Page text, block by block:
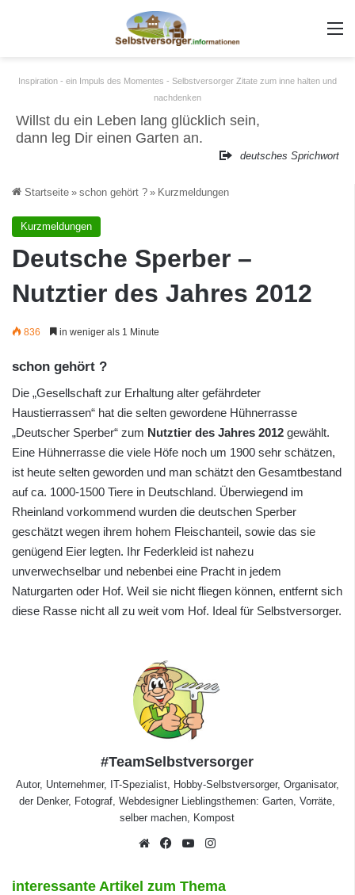
Inspiration - ein Impuls des Momentes - Selbstversorger Zitate zum inne halten und
nachdenken
Willst du ein Leben lang glücklich sein,
dann leg Dir einen Garten an.
deutsches Sprichwort
Startseite » schon gehört ? » Kurzmeldungen
Kurzmeldungen
Deutsche Sperber –
Nutztier des Jahres 2012
836 in weniger als 1 Minute
schon gehört ?
Die „Gesellschaft zur Erhaltung alter gefährdeter
Haustierrassen“ hat die selten gewordene Hühnerrasse
„Deutscher Sperber“ zum Nutztier des Jahres 2012 gewählt.
Eine Hühnerrasse die viele Höfe noch um 1900 sehr schätzen,
ist heute selten geworden und man schätzt den Gesamtbestand
auf ca. 1000-1500 Tiere in Deutschland. Überwiegend im
Rheinland vorkommend wurden die deutschen Sperber
geschätzt wegen ihrem hohem Fleischanteil, sowie das sie
genügend Eier legten. Ihr Federkleid ist nahezu
unverwechselbar und nebenbei eine Pracht in jedem
Naturgarten oder Hof. Weil sie nicht fliegen können, entfernt sich
diese Rasse nicht all zu weit vom Hof. Ideal für Selbstversorger.
#TeamSelbstversorger
Autor, Unternehmer, IT-Spezialist, Hobby-Selbstversorger, Organisator,
der Denker, Fotograf, Webdesigner Lieblingsthemen: Garten, Vorräte,
selber machen, Kompost
WebseiteFacebookYouTube
interessante Artikel zum Thema